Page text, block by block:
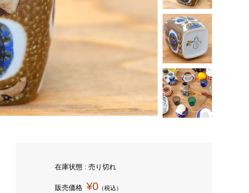
在庫状態 : 売り切れ
販売価格 ¥0 （税込）